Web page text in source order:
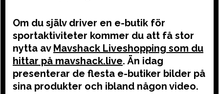
Om du själv driver en e-butik för
sportaktiviteter kommer du att få stor
nytta av Mavshack Liveshopping som du
hittar på mavshack.live. Än idag
presenterar de flesta e-butiker bilder på
sina produkter och ibland någon video.